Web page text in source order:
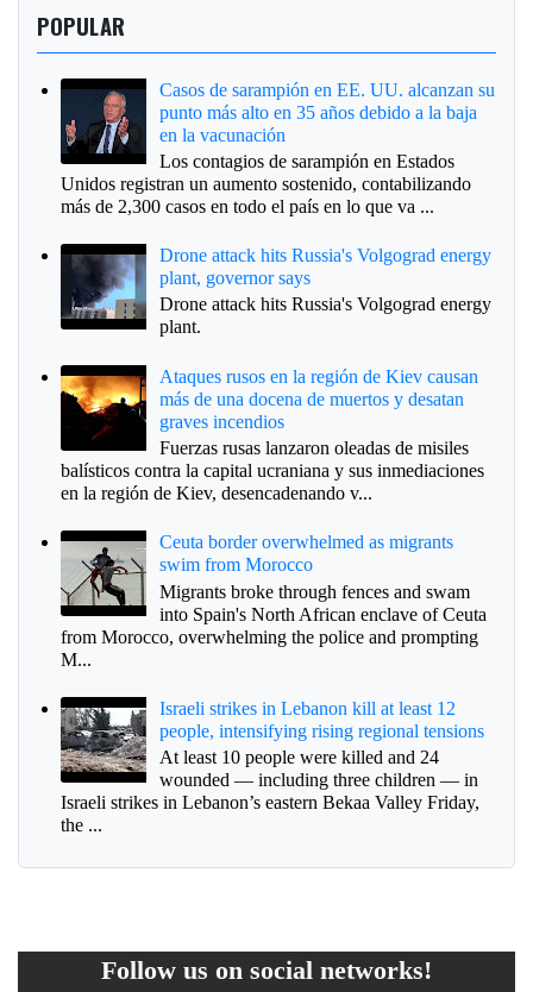
POPULAR
Casos de sarampión en EE. UU. alcanzan su
punto más alto en 35 años debido a la baja
en la vacunación
Los contagios de sarampión en Estados
Unidos registran un aumento sostenido, contabilizando
más de 2,300 casos en todo el país en lo que va ...
Drone attack hits Russia's Volgograd energy
plant, governor says
Drone attack hits Russia's Volgograd energy
plant.
Ataques rusos en la región de Kiev causan
más de una docena de muertos y desatan
graves incendios
Fuerzas rusas lanzaron oleadas de misiles
balísticos contra la capital ucraniana y sus inmediaciones
en la región de Kiev, desencadenando v...
Ceuta border overwhelmed as migrants
swim from Morocco
Migrants broke through fences and swam
into Spain's North African enclave of Ceuta
from Morocco, overwhelming the police and prompting
M...
Israeli strikes in Lebanon kill at least 12
people, intensifying rising regional tensions
At least 10 people were killed and 24
wounded — including three children — in
Israeli strikes in Lebanon’s eastern Bekaa Valley Friday,
the ...
Follow us on social networks!